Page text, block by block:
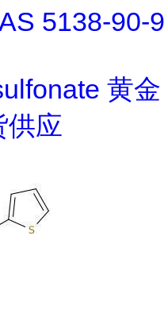
5138-90-9
黄金
供应